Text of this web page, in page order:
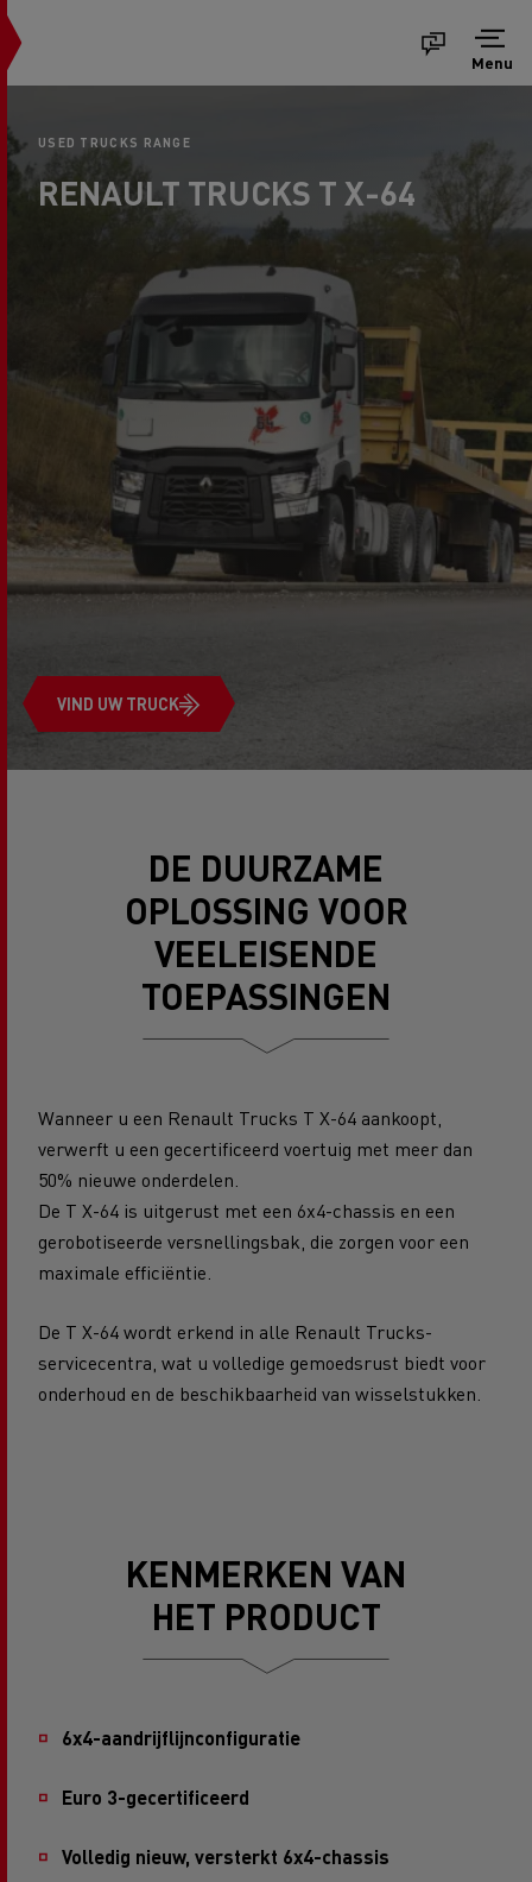
Menu
USED TRUCKS RANGE
VIND UW TRUCK
RENAULT TRUCKS T X-64
DE DUURZAME
OPLOSSING VOOR
VEELEISENDE
TOEPASSINGEN
Wanneer u een Renault Trucks T X-64 aankoopt,
verwerft u een gecertificeerd voertuig met meer dan
50% nieuwe onderdelen.
De T X-64 is uitgerust met een 6x4-chassis en een
gerobotiseerde versnellingsbak, die zorgen voor een
maximale efficiëntie.
De T X-64 wordt erkend in alle Renault Trucks-
servicecentra, wat u volledige gemoedsrust biedt voor
onderhoud en de beschikbaarheid van wisselstukken.
KENMERKEN VAN
HET PRODUCT
6x4-aandrijflijnconfiguratie
Euro 3-gecertificeerd
Volledig nieuw, versterkt 6x4-chassis